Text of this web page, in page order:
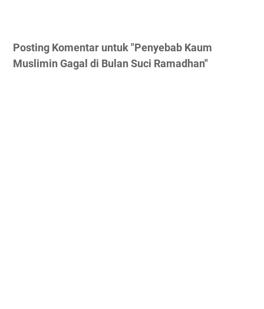
Posting Komentar untuk "Penyebab Kaum
Muslimin Gagal di Bulan Suci Ramadhan"